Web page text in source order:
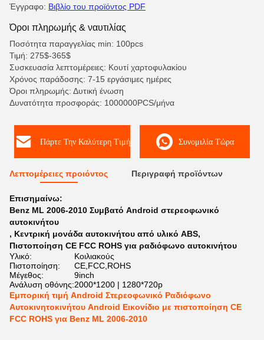
Έγγραφο: Βιβλίο του προϊόντος PDF
Όροι πληρωμής & ναυτιλίας
Ποσότητα παραγγελίας min: 100pcs
Τιμή: 275$-365$
Συσκευασία λεπτομέρειες: Κουτί χαρτοφυλακίου
Χρόνος παράδοσης: 7-15 εργάσιμες ημέρες
Όροι πληρωμής: Δυτική ένωση
Δυνατότητα προσφοράς: 1000000PCS/μήνα
Πάρτε Την Καλύτερη Τιμή Συνομιλία Τώρα
Λεπτομέρειες προιόντος Περιγραφή προϊόντων
Επισημαίνω:
Benz ML 2006-2010 Συμβατό Android στερεοφωνικό
αυτοκινήτου
, Κεντρική μονάδα αυτοκινήτου από υλικό ABS,
Πιστοποίηση CE FCC ROHS για ραδιόφωνο αυτοκινήτου
Υλικό:
Κοιλιακούς
Πιστοποίηση:
CE,FCC,ROHS
Μέγεθος:
9inch
Ανάλυση οθόνης:2000*1200 | 1280*720p
Εμπορική τιμή Android Στερεοφωνικό Ραδιόφωνο
Αυτοκινητοκινήτου Android Εικονίδιο με πιστοποίηση CE
FCC ROHS για Benz ML 2006-2010